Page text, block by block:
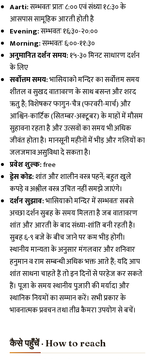
Aarti:सम्भवतः प्रातः ८:०० एवं संध्या १८:३० के
आसपास सामूहिक आरती होती है
Evening:सम्भवतः १६:३०-२०:००
Morning:सम्भवतः ६:००-११:३०
अनुमानित दर्शन समय:१५-३० मिनट साधारण दर्शन
के लिए
सर्वोत्तम समय:भासियाको मन्दिर का सर्वोत्तम समय
शीतल व सुखद वातावरण के साथ बसन्त और शरद
ऋतु है; विशेषकर फागुन-चैत्र (फरवरी-मार्च) और
आश्विन-कार्टिक (सितम्बर-अक्टूबर) के माहों में मौसम
सुहावना रहता है और उत्सवों का समय भी अधिक
जीवंत होता है। मानसूनी महीनों में भीड़ और गलियों का
जलजमाव असुविधा दे सकता है।
प्रवेश शुल्क:free
ड्रेस कोड:शांत और शालीन वस्त्र पहनें; बहुत खुले
कपड़े व अश्लील वस्त्र उचित नहीं समझे जाएंगे।
दर्शन सुझाव:भासियाको मन्दिर में सम्भवतः सबसे
अच्छा दर्शन सुबह के समय मिलता है जब वातावरण
शांत और आरती के बाद संध्या-शांति बनी रहती है।
सुबह ६-९ बजे के बीच जाने पर कम भीड़ होगी।
स्थानीय मान्यता के अनुसार मंगलवार और शनिवार
हनुमान व राम सम्बन्धी अधिक भक्त आते हैं; यदि आप
शांत साधना चाहते हैं तो इन दिनों से परहेज कर सकते
हैं। पूजा के समय स्थानीय पुजारी की मर्यादा और
स्थानिक नियमों का सम्मान करें। सभी प्रकार के
भावनात्मक प्रवचन तथा तीव्र कैमरा उपयोग से बचें।
कैसे पहुँचें · How to reach